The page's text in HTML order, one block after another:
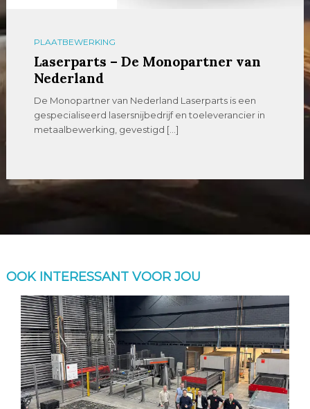
PLAATBEWERKING
Laserparts – De Monopartner van
Nederland
De Monopartner van Nederland Laserparts is een
gespecialiseerd lasersnijbedrijf en toeleverancier in
metaalbewerking, gevestigd […]
OOK INTERESSANT VOOR JOU